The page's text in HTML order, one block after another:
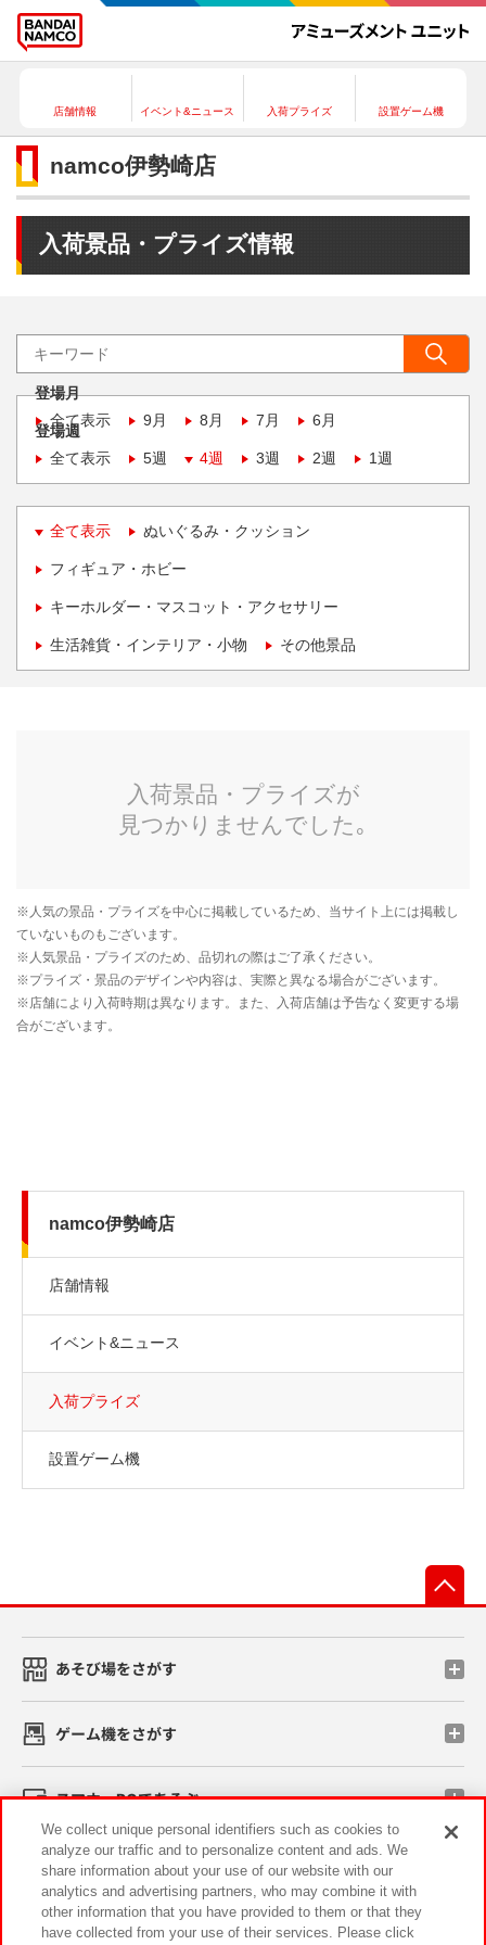
店舗情報 イベント&ニュース 入荷プライズ 設置ゲーム機
namco伊勢崎店
入荷景品・プライズ情報
登場月
全て表示
9月 8月 7月 6月
登場週
全て表示
5週 4週 3週 2週 1週
全て表示 ぬいぐるみ・クッション
フィギュア・ホビー
キーホルダー・マスコット・アクセサリー
生活雑貨・インテリア・小物 その他景品
namco伊勢崎店
店舗情報
イベント&ニュース
入荷プライズ
設置ゲーム機
あそび場をさがす
ゲーム機をさがす
スマホ・PCであそぶ
イベント・キャンペーン
We collect unique personal identifiers such as cookies to
analyze our traffic and to personalize content and ads. We
share information about your use of our website with our
analytics and advertising partners, who may combine it with
other information that you have provided to them or that they
have collected from your use of their services. Please click